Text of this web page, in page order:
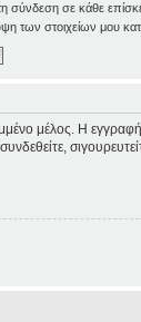
σύνδεση σε κάθε
των στοιχείων μου
μέλος. Η